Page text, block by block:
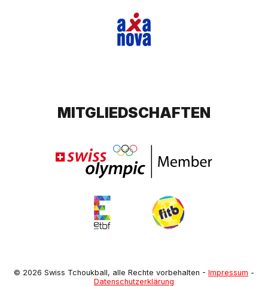
MITGLIEDSCHAFTEN
© 2026 Swiss Tchoukball, alle Rechte vorbehalten - Impressum -
Datenschutzerklärung